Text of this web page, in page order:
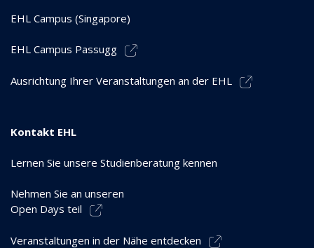
EHL Campus (Singapore)
EHL Campus Passugg
Ausrichtung Ihrer Veranstaltungen an der EHL
Kontakt EHL
Lernen Sie unsere Studienberatung kennen
Nehmen Sie an unseren
Open Days teil
Veranstaltungen in der Nähe entdecken